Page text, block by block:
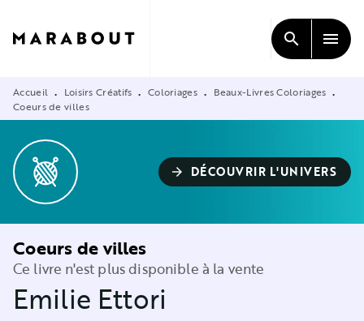
CONTENU
search menu
Accueil • Loisirs Créatifs • Coloriages • Beaux-Livres Coloriages •
Coeurs de villes
arrow_forward DÉCOUVRIR L'UNIVERS
Coeurs de villes
Ce livre n'est plus disponible à la vente
Emilie Ettori